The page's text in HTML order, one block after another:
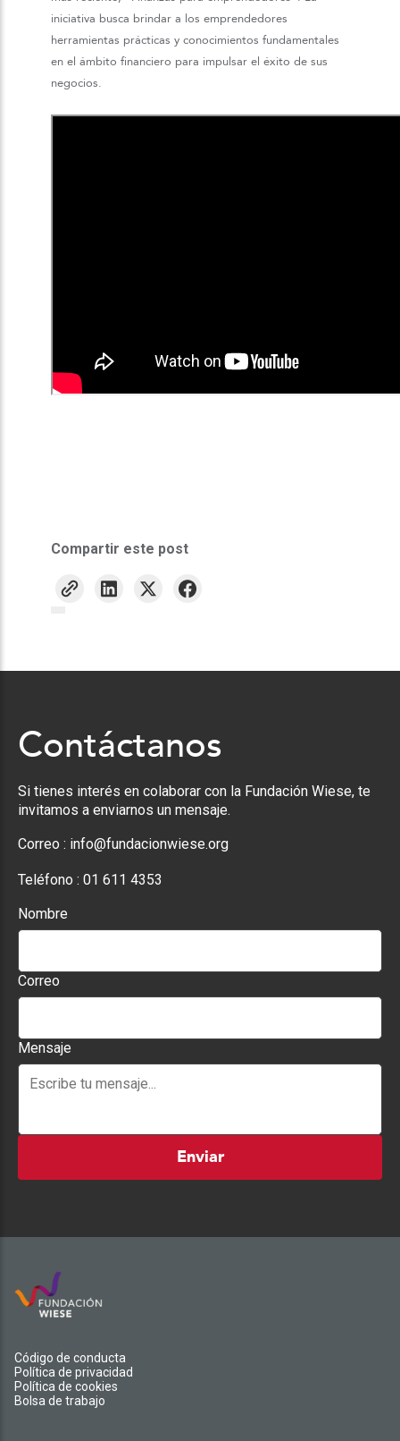
iniciativa busca brindar a los emprendedores
herramientas prácticas y conocimientos fundamentales
en el ámbito financiero para impulsar el éxito de sus
negocios.
Compartir este post
Contáctanos
Si tienes interés en colaborar con la Fundación Wiese, te
invitamos a enviarnos un mensaje.
Correo : info@fundacionwiese.org
Teléfono : 01 611 4353
Nombre
Correo
Mensaje
Enviar
Código de conducta
Política de privacidad
Política de cookies
Bolsa de trabajo